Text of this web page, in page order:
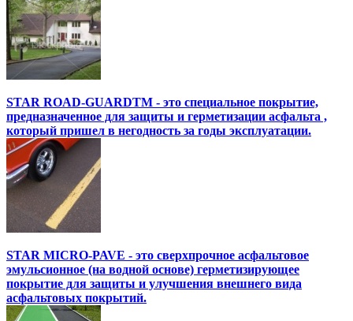
STAR ROAD-GUARDTM - это специальное покрытие,
предназначенное для защиты и герметизации асфальта ,
который пришел в негодность за годы эксплуатации.
STAR MICRO-PAVE - это сверхпрочное асфальтовое
эмульсионное (на водной основе) герметизирующее
покрытие для защиты и улучшения внешнего вида
асфальтовых покрытий.